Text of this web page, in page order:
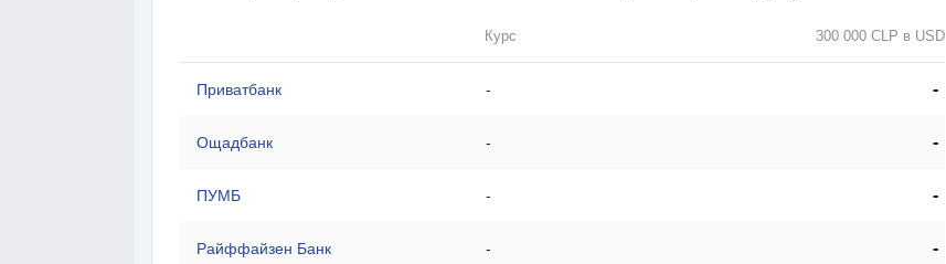
Курс 300 000 CLP в USD
Приватбанк - -
Ощадбанк - -
ПУМБ - -
Райффайзен Банк - -